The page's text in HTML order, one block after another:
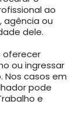
ao
agência ou
dele.
oferecer
ou ingressar
Nos casos em
pode
e